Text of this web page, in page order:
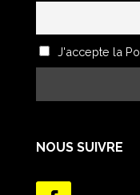
J'accepte la
NOUS SUIVRE